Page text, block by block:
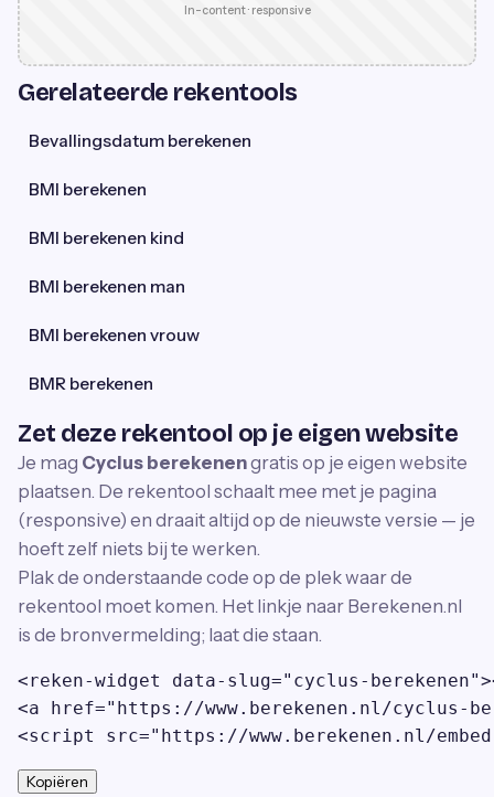
In-content · responsive
Gerelateerde rekentools
Bevallingsdatum berekenen
BMI berekenen
BMI berekenen kind
BMI berekenen man
BMI berekenen vrouw
BMR berekenen
Zet deze rekentool op je eigen website
Je mag Cyclus berekenengratis op je eigen website
plaatsen. De rekentool schaalt mee met je pagina
(responsive) en draait altijd op de nieuwste versie — je
hoeft zelf niets bij te werken.
Plak de onderstaande code op de plek waar de
rekentool moet komen. Het linkje naar Berekenen.nl
is de bronvermelding; laat die staan.
<reken-widget data-slug="cyclus-
<a href="https://www.berekenen.nl/cyclus-
<script src="https://www.berekenen.nl/
Kopiëren